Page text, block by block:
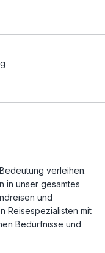
verleihen.
in unser gesamtes
und
Reisespezialisten mit
Bedürfnisse und